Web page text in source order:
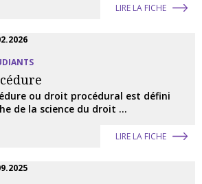
LIRE LA FICHE
ou droit procédural est défini
de la science du droit ...
LIRE LA FICHE